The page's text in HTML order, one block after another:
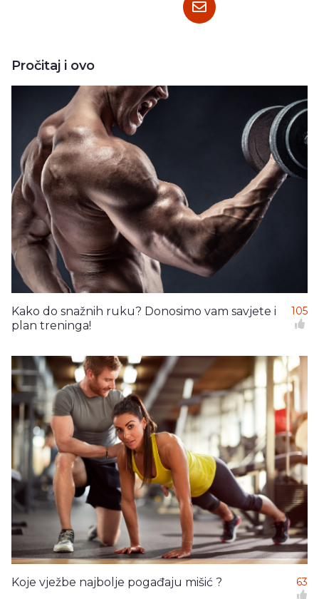
Pročitaj i ovo
Kako do snažnih ruku? Donosimo vam savjete i
plan treninga!
105
Koje vježbe najbolje pogađaju mišić ? 63